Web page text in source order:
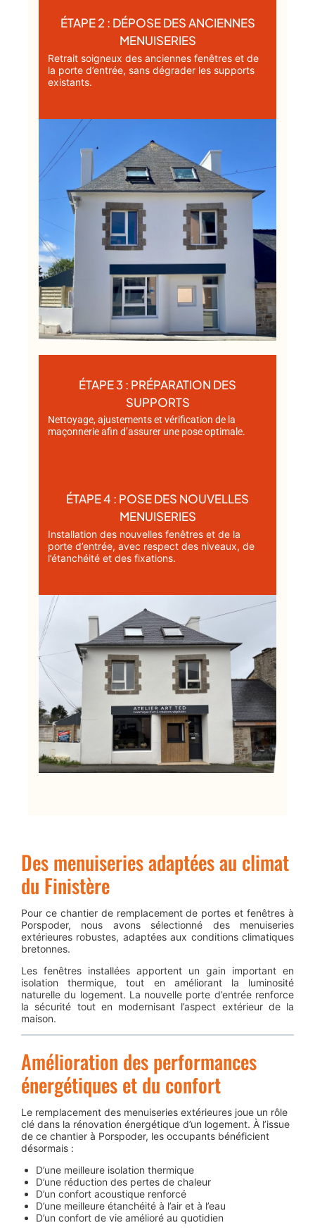
ÉTAPE 2 : DÉPOSE DES ANCIENNES
MENUISERIES
Retrait soigneux des anciennes fenêtres et de
la porte d’entrée, sans dégrader les supports
existants.
ÉTAPE 3 : PRÉPARATION DES
SUPPORTS
Nettoyage, ajustements et vérification de la
maçonnerie afin d’assurer une pose optimale.
ÉTAPE 4 : POSE DES NOUVELLES
MENUISERIES
Installation des nouvelles fenêtres et de la
porte d’entrée, avec respect des niveaux, de
l’étanchéité et des fixations.
Des menuiseries adaptées au climat
du Finistère
Pour ce chantier de remplacement de portes et fenêtres à
Porspoder, nous avons sélectionné des menuiseries
extérieures robustes, adaptées aux conditions climatiques
bretonnes.
Les fenêtres installées apportent un gain important en
isolation thermique, tout en améliorant la luminosité
naturelle du logement. La nouvelle porte d’entrée renforce
la sécurité tout en modernisant l’aspect extérieur de la
maison.
Amélioration des performances
énergétiques et du confort
Le remplacement des menuiseries extérieures joue un rôle
clé dans la rénovation énergétique d’un logement. À l’issue
de ce chantier à Porspoder, les occupants bénéficient
désormais :
D’une meilleure isolation thermique
D’une réduction des pertes de chaleur
D’un confort acoustique renforcé
D’une meilleure étanchéité à l’air et à l’eau
D’un confort de vie amélioré au quotidien